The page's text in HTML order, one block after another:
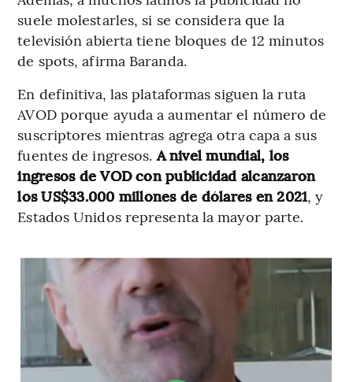
suele molestarles, si se considera que la
televisión abierta tiene bloques de 12 minutos
de spots, afirma Baranda.
En definitiva, las plataformas siguen la ruta
AVOD porque ayuda a aumentar el número de
suscriptores mientras agrega otra capa a sus
fuentes de ingresos.A nivel mundial, los
ingresos de VOD con publicidad alcanzaron
los US$33.000 millones de dólares en 2021, y
Estados Unidos representa la mayor parte.